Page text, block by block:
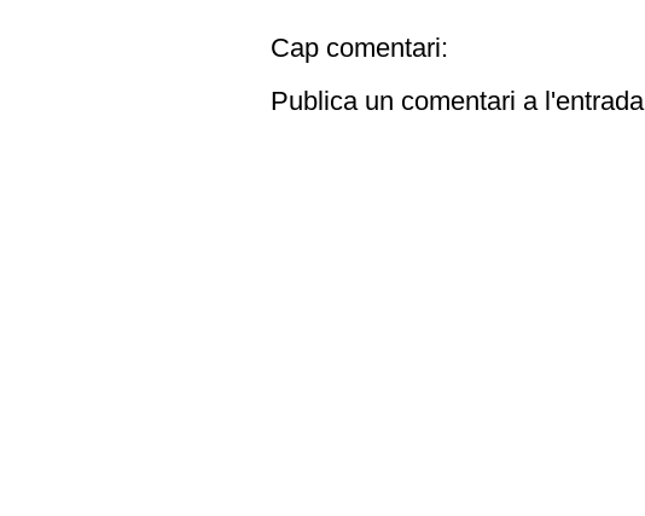
Cap comentari:
Publica un comentari a l'entrada